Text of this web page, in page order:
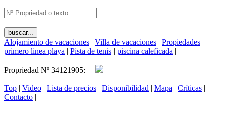
Alojamiento de vacaciones | Villa de vacaciones | Propiedades
primero linea playa | Pista de tenis | piscina caleficada |
Propriedad Nº 34121905:
Top | Video | Lista de precios | Disponibilidad | Mapa | Críticas |
Contacto |